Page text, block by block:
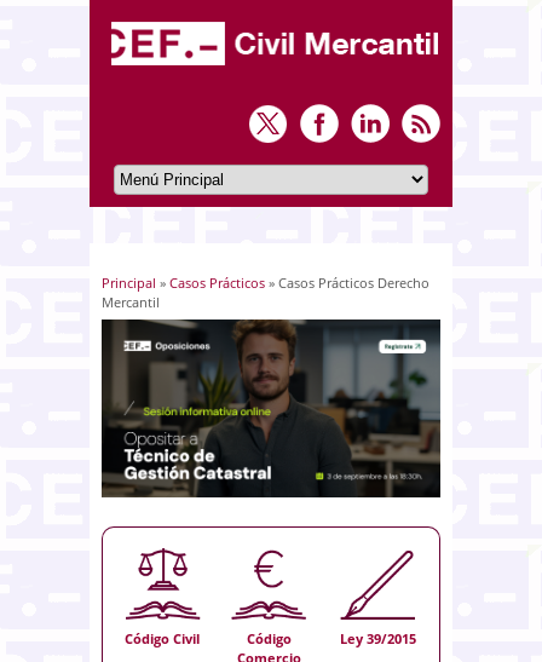
Usted está aquí
Principal » Casos Prácticos » Casos Prácticos Derecho
Mercantil
Código Civil
Código
Comercio
Ley 39/2015